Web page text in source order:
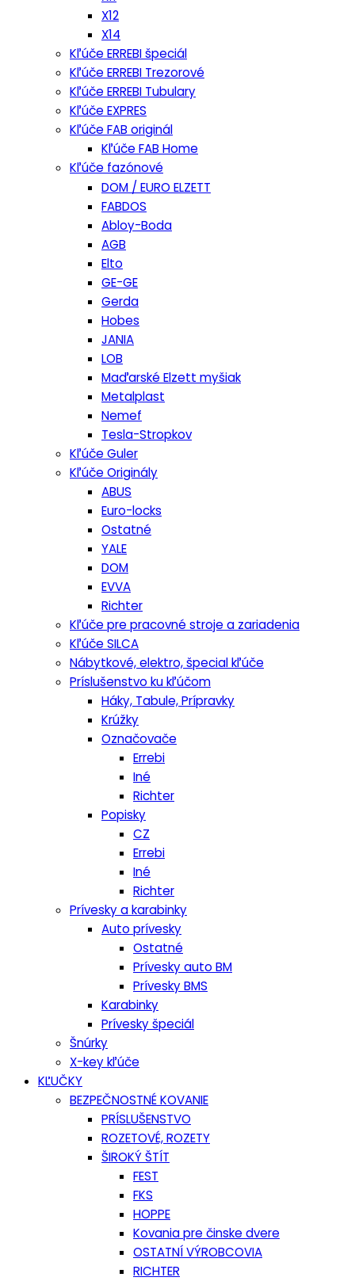
X12
X14
Kľúče ERREBI špeciál
Kľúče ERREBI Trezorové
Kľúče ERREBI Tubulary
Kľúče EXPRES
Kľúče FAB originál
Kľúče FAB Home
Kľúče fazónové
DOM / EURO ELZETT
FABDOS
Abloy-Boda
AGB
Elto
GE-GE
Gerda
Hobes
JANIA
LOB
Maďarské Elzett myšiak
Metalplast
Nemef
Tesla-Stropkov
Kľúče Guler
Kľúče Originály
ABUS
Euro-locks
Ostatné
YALE
DOM
EVVA
Richter
Kľúče pre pracovné stroje a zariadenia
Kľúče SILCA
Nábytkové, elektro, špecial kľúče
Príslušenstvo ku kľúčom
Háky, Tabule, Prípravky
Krúžky
Označovače
Errebi
Iné
Richter
Popisky
CZ
Errebi
Iné
Richter
Prívesky a karabinky
Auto prívesky
Ostatné
Prívesky auto BM
Prívesky BMS
Karabinky
Prívesky špeciál
Šnúrky
X-key kľúče
KĽUČKY
BEZPEČNOSTNÉ KOVANIE
PRÍSLUŠENSTVO
ROZETOVÉ, ROZETY
ŠIROKÝ ŠTÍT
FEST
FKS
HOPPE
Kovania pre činske dvere
OSTATNÍ VÝROBCOVIA
RICHTER